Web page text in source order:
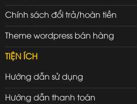
Chính sách đổi trả/hoàn tiền
Theme wordpress bán hàng
TIỆN ÍCH
Hướng dẫn sử dụng
Hướng dẫn thanh toán